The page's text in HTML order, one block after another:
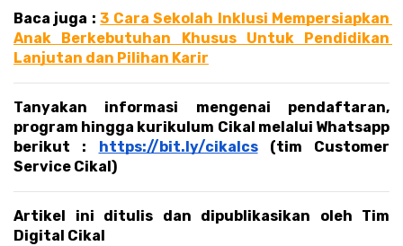
Baca juga : 3 Cara Sekolah Inklusi Mempersiapkan
Anak Berkebutuhan Khusus Untuk Pendidikan
Lanjutan dan Pilihan Karir
Tanyakan informasi mengenai pendaftaran,
program hingga kurikulum Cikal melalui Whatsapp
berikut : https://bit.ly/cikalcs (tim Customer
Service Cikal)
Artikel ini ditulis dan dipublikasikan oleh Tim
Digital Cikal